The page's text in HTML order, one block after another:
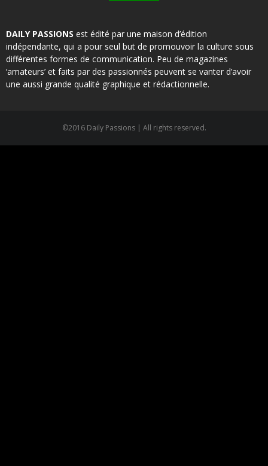
DAILY PASSIONS est édité par une maison d’édition
indépendante, qui a pour seul but de promouvoir la culture sous
différentes formes de communication. Peu de magazines
‘amateurs’ et faits par des passionnés peuvent se vanter d’avoir
une aussi grande qualité graphique et rédactionnelle.
©2016 Daily Passions | All rights reserved.